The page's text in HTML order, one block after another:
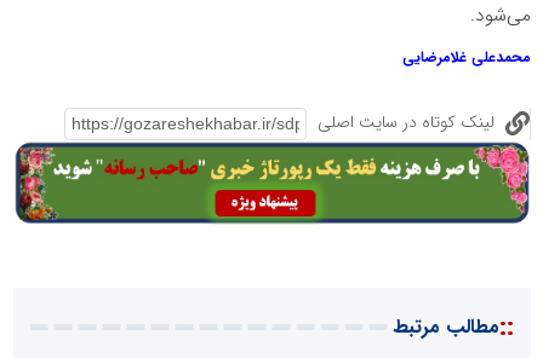
می‌شود.
محمدعلی غلامرضایی
لینک کوتاه در سایت اصلی
::مطالب مرتبط